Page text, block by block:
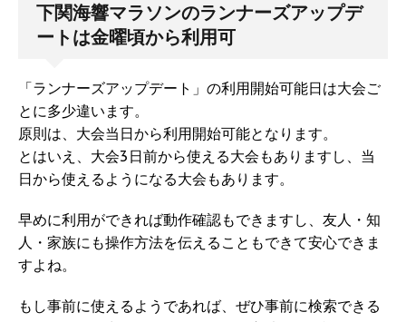
下関海響マラソンのランナーズアップデ
ートは金曜頃から利用可
「ランナーズアップデート」の利用開始可能日は大会ご
とに多少違います。
原則は、大会当日から利用開始可能となります。
とはいえ、大会3日前から使える大会もありますし、当
日から使えるようになる大会もあります。
早めに利用ができれば動作確認もできますし、友人・知
人・家族にも操作方法を伝えることもできて安心できま
すよね。
もし事前に使えるようであれば、ぜひ事前に検索できる